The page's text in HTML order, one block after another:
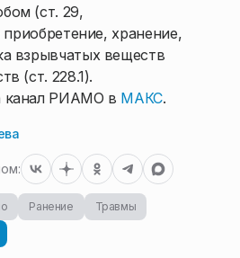
(ст. 29,
хранение,
взрывчатых веществ
(ст. 228.1).
канал РИАМО в МАКС.
Ранение
Травмы